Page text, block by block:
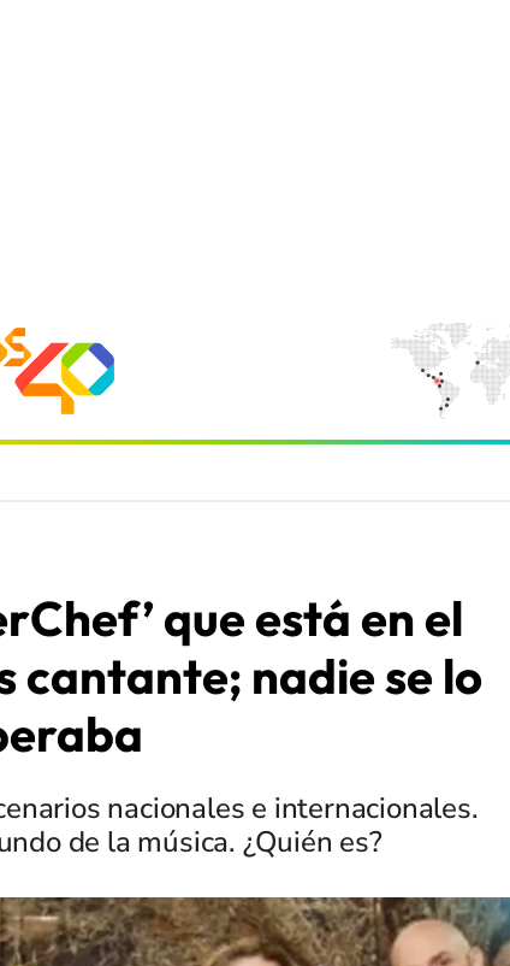
que está en el
cantante; nadie se lo
nacionales e internacionales.
de la música. ¿Quién es?